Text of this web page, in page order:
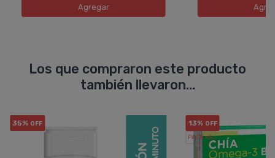
Agregar
Los que compraron este producto
también llevaron...
35% OFF 13% OFF
PACK x3u.